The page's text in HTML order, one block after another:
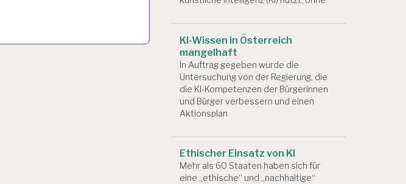
KI-Wissen in Österreich
mangelhaft
In Auftrag gegeben wurde die
Untersuchung von der Regierung, die
die KI-Kompetenzen der Bürgerinnen
und Bürger verbessern und einen
Aktionsplan
Ethischer Einsatz von KI
Mehr als 60 Staaten haben sich für
eine „ethische“ und „nachhaltige“